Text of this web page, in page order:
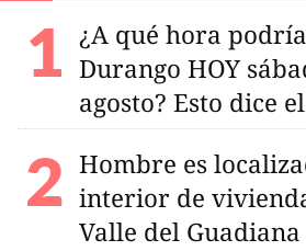
¿A qué hora
Durango HOY
agosto? Esto dice
Hombre es
interior de
Valle del Guadiana